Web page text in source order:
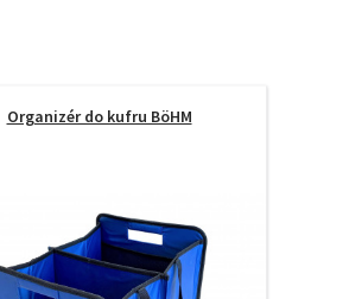
Organizér do kufru BöHM